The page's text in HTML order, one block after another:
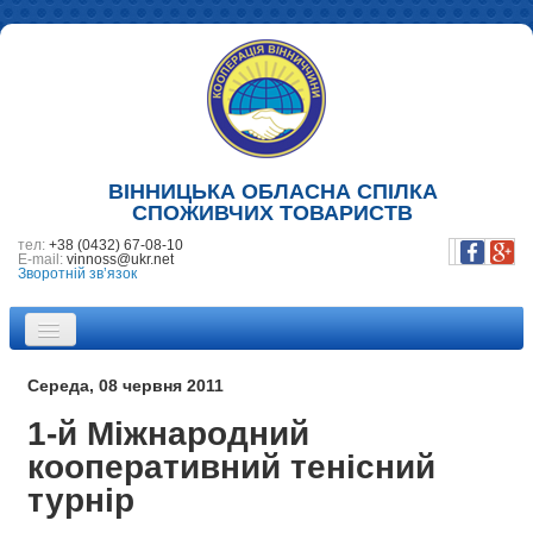
ВІННИЦЬКА ОБЛАСНА СПІЛКА
СПОЖИВЧИХ ТОВАРИСТВ
тел: +38 (0432) 67-08-10
E-mail: vinnoss@ukr.net
Зворотній зв’язок
НОВИНИ
ПІДПРИЄМСТВА
ФОТОГАЛЕРЕЯ
Середа, 08 червня 2011
1-й Міжнародний
кооперативний тенісний
турнір